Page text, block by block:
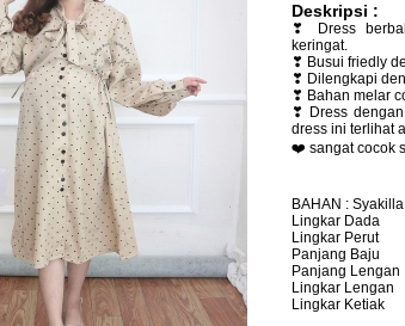
Deskripsi :
❣ Dress
keringat.
❣ Busui friedly
❣ Dilengkapi
❣ Bahan melar
❣ Dress
dress ini terlihat
❤️ sangat cocok
BAHAN :
Lingkar Dada :
Lingkar Perut :
Panjang Baju
Panjang
Lingkar Lengan
Lingkar Ketiak